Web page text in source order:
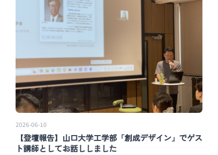
2026-06-10
【登壇報告】山口大学工学部「創成デザイン」でゲス
ト講師としてお話ししました